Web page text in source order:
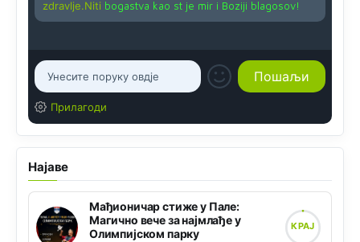
zdravlje.Niti bogastva kao st je mir i Boziji blagosov!
Прилагоди
Најаве
Мађионичар стиже у Пале:
Магично вече за најмлађе у
Олимпијском парку
КРАЈ